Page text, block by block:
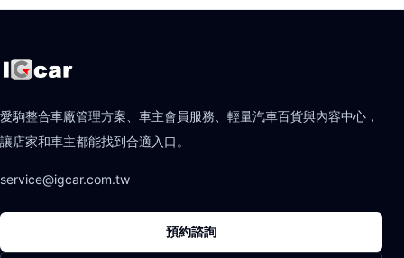
愛駒整合車廠管理方案、車主會員服務、輕量汽車百貨與內容中心，
讓店家和車主都能找到合適入口。
service@igcar.com.tw
預約諮詢